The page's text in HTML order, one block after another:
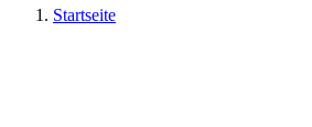
Startseite